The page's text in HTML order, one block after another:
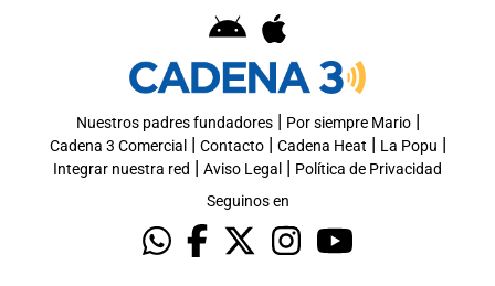
Nuestros padres fundadores| Por siempre Mario|
Cadena 3 Comercial | Contacto| Cadena Heat | La Popu |
Integrar nuestra red | Aviso Legal | Política de Privacidad
Seguinos en